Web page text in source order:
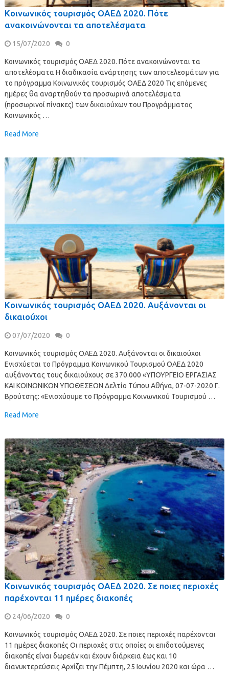
Κοινωνικός τουρισμός ΟΑΕΔ 2020. Πότε
ανακοινώνονται τα αποτελέσματα
15/07/2020 0
Κοινωνικός τουρισμός ΟΑΕΔ 2020. Πότε ανακοινώνονται τα
αποτελέσματα Η διαδικασία ανάρτησης των αποτελεσμάτων για
το πρόγραμμα Κοινωνικός τουρισμός ΟΑΕΔ 2020 Τις επόμενες
ημέρες θα αναρτηθούν τα προσωρινά αποτελέσματα
(προσωρινοί πίνακες) των δικαιούχων του Προγράμματος
Κοινωνικός …
Read More
Κοινωνικός τουρισμός ΟΑΕΔ 2020. Αυξάνονται οι
δικαιούχοι
07/07/2020 0
Κοινωνικός τουρισμός ΟΑΕΔ 2020. Αυξάνονται οι δικαιούχοι
Ενισχύεται το Πρόγραμμα Κοινωνικού Τουρισμού ΟΑΕΔ 2020
αυξάνοντας τους δικαιούχους σε 370.000 «ΥΠΟΥΡΓΕΙΟ EΡΓΑΣΙΑΣ
ΚΑΙ ΚΟΙΝΩΝΙΚΩΝ ΥΠΟΘΕΣΕΩΝ Δελτίο Τύπου Αθήνα, 07-07-2020 Γ.
Βρούτσης: «Ενισχύουμε το Πρόγραμμα Κοινωνικού Τουρισμού …
Read More
Κοινωνικός τουρισμός ΟΑΕΔ 2020. Σε ποιες περιοχές
παρέχονται 11 ημέρες διακοπές
24/06/2020 0
Κοινωνικός τουρισμός ΟΑΕΔ 2020. Σε ποιες περιοχές παρέχονται
11 ημέρες διακοπές Οι περιοχές στις οποίες οι επιδοτούμενες
διακοπές είναι δωρεάν και έχουν διάρκεια έως και 10
διανυκτερεύσεις Αρχίζει την Πέμπτη, 25 Ιουνίου 2020 και ώρα …